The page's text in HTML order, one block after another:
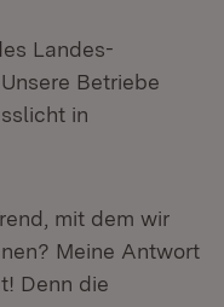
Landes-
Betriebe
in
mit dem wir
Meine Antwort
Denn die